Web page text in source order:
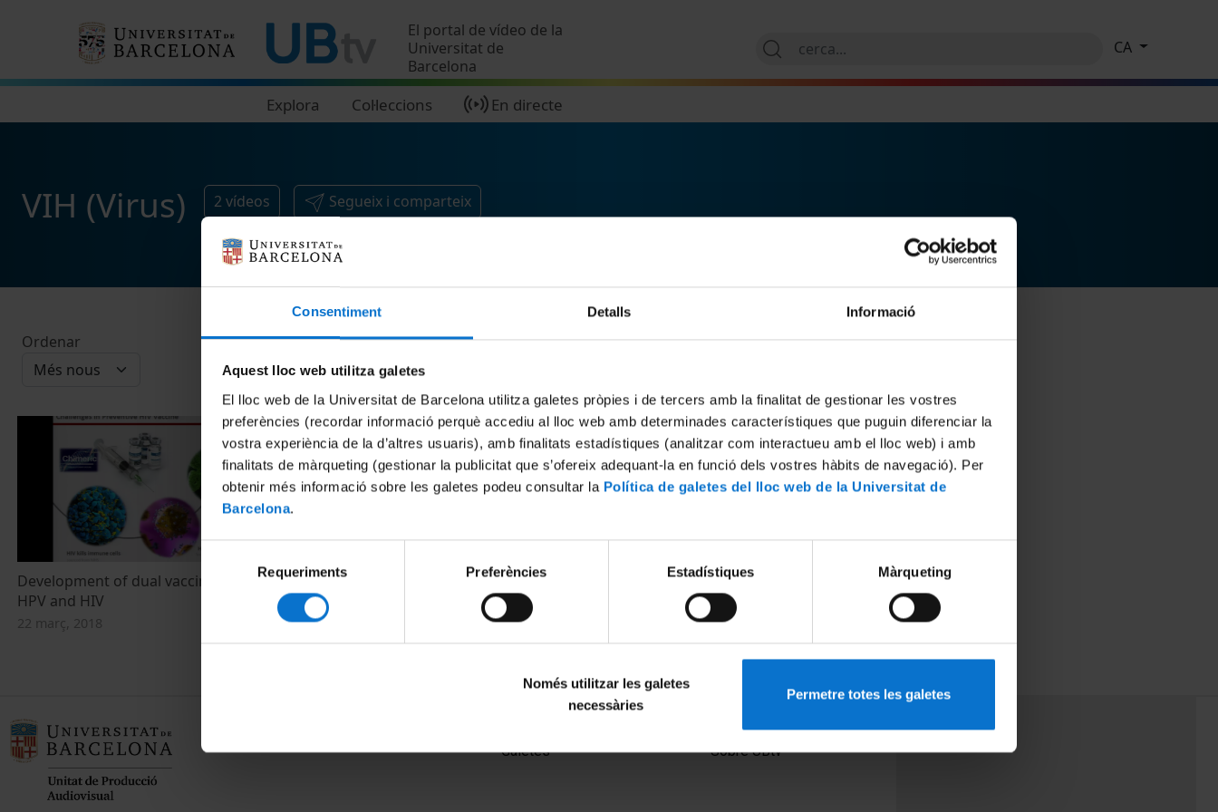
Consentiment Detalls Informació
Aquest lloc web utilitza galetes
El lloc web de la Universitat de Barcelona utilitza galetes pròpies i de tercers amb la finalitat de gestionar les vostres
preferències (recordar informació perquè accediu al lloc web amb determinades característiques que puguin diferenciar la
vostra experiència de la d’altres usuaris), amb finalitats estadístiques (analitzar com interactueu amb el lloc web) i amb
finalitats de màrqueting (gestionar la publicitat que s’ofereix adequant-la en funció dels vostres hàbits de navegació). Per
obtenir més informació sobre les galetes podeu consultar la Política de galetes del lloc web de la Universitat de
Barcelona.
consentiment
Requeriments Preferències Estadístiques Màrqueting
Només utilitzar les galetes
necessàries
Permetre totes les galetes
El portal de vídeo de la
Universitat de
Barcelona
Explora Col·leccions En directe
CA
VIH (Virus) 2 vídeos Segueix i comparteix
Ordenar
Development of dual vaccines against
HPV and HIV
22 març, 2018
Aula de farmacia práctica. Cribado VIH
20 juliol, 2012
Galetes
Sobre UBtv